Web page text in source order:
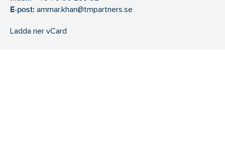
E-post: ammar.khan@tmpartners.se
Ladda ner vCard